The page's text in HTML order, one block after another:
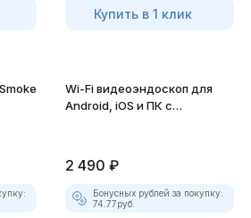
Купить в 1 клик
Wi-Fi видеоэндоскоп для
Android, iOS и ПК с
2 490 ₽
Бонусных рублей за покупку:
74.77руб.